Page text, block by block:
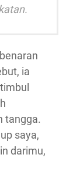
ia
tangga.
saya,
darimu,